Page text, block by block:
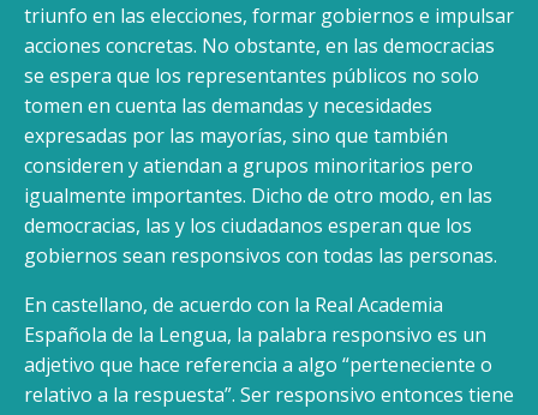
triunfo en las elecciones, formar gobiernos e impulsar
acciones concretas. No obstante, en las democracias
se espera que los representantes públicos no solo
tomen en cuenta las demandas y necesidades
expresadas por las mayorías, sino que también
consideren y atiendan a grupos minoritarios pero
igualmente importantes. Dicho de otro modo, en las
democracias, las y los ciudadanos esperan que los
gobiernos sean responsivos con todas las personas.
En castellano, de acuerdo con la Real Academia
Española de la Lengua, la palabra responsivo es un
adjetivo que hace referencia a algo “perteneciente o
relativo a la respuesta”. Ser responsivo entonces tiene